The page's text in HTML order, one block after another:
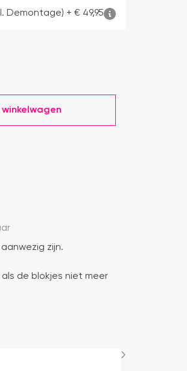
Demontage) + € 49,95
winkelwagen
zijn.
de blokjes niet meer